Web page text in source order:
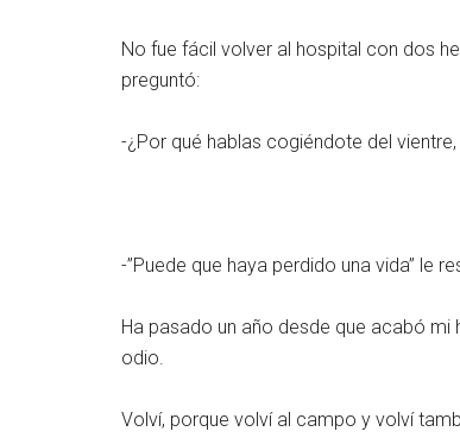
No fue fácil volver al hospital con dos
preguntó:
-¿Por qué hablas cogiéndote del
-”Puede que haya perdido una vida” le
Ha pasado un año desde que acabó
odio.
Volví, porque volví al campo y volví